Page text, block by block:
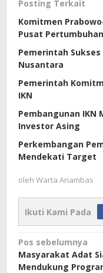
Posting Terkait
Komitmen
Pusat
Pemerintah
Nusantara
Pemerintah
IKN
Pembangunan IKN
Investor Asing
Perkembangan
Mendekati Target
oleh Warta Anambas
Ikuti Kami Pada
Navigasi
pos
Pos sebelumnya
Masyarakat Adat
Mendukung